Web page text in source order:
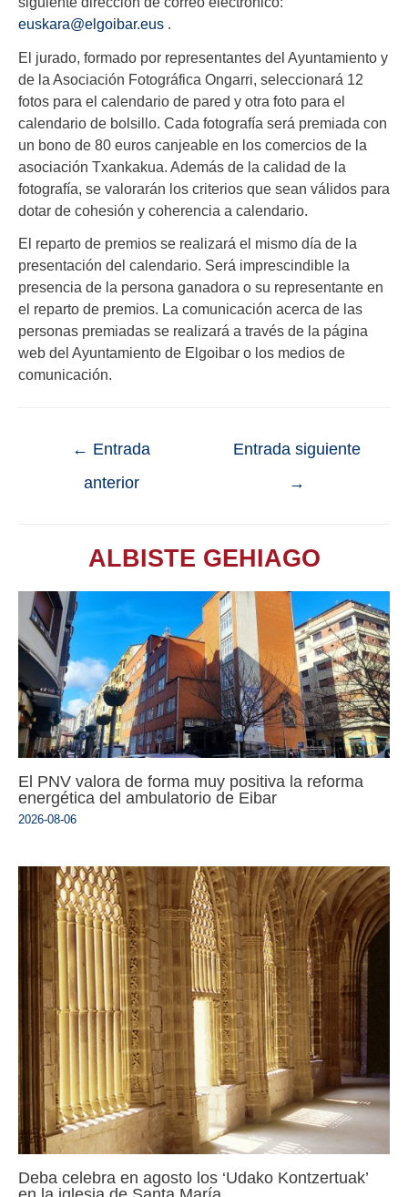
euskara@elgoibar.eus .
El jurado, formado por representantes del Ayuntamiento y
de la Asociación Fotográfica Ongarri, seleccionará 12
fotos para el calendario de pared y otra foto para el
calendario de bolsillo. Cada fotografía será premiada con
un bono de 80 euros canjeable en los comercios de la
asociación Txankakua. Además de la calidad de la
fotografía, se valorarán los criterios que sean válidos para
dotar de cohesión y coherencia a calendario.
El reparto de premios se realizará el mismo día de la
presentación del calendario. Será imprescindible la
presencia de la persona ganadora o su representante en
el reparto de premios. La comunicación acerca de las
personas premiadas se realizará a través de la página
web del Ayuntamiento de Elgoibar o los medios de
comunicación.
← Entrada
anterior
Entrada siguiente
→
ALBISTE GEHIAGO
El PNV valora de forma muy positiva la reforma
energética del ambulatorio de Eibar
2026-08-06
Deba celebra en agosto los ‘Udako Kontzertuak’